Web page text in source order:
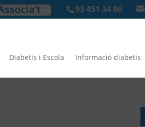
93 451 34 06
Diabetis i Escola Informació diabetis